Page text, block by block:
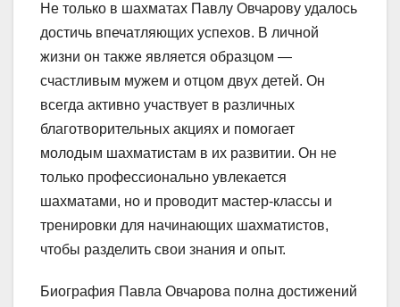
Не только в шахматах Павлу Овчарову удалось
достичь впечатляющих успехов. В личной
жизни он также является образцом —
счастливым мужем и отцом двух детей. Он
всегда активно участвует в различных
благотворительных акциях и помогает
молодым шахматистам в их развитии. Он не
только профессионально увлекается
шахматами, но и проводит мастер-классы и
тренировки для начинающих шахматистов,
чтобы разделить свои знания и опыт.
Биография Павла Овчарова полна достижений